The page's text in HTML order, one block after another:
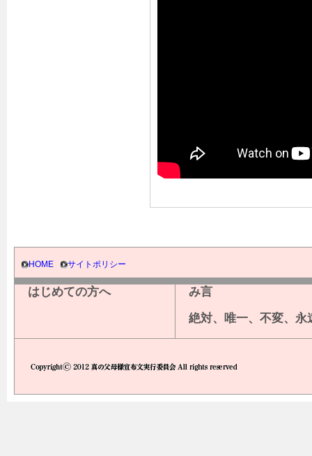
HOME サイトポリシー
はじめての方へ
み言
絶対、唯一、不変、永